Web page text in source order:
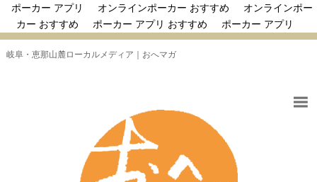
ポーカー アプリ オンラインポーカー おすすめ
オンラインポー
カー おすすめ
ポーカー アプリ おすすめ ポーカー アプリ
岐阜・恵那山麓ローカルメディア｜おへマガ